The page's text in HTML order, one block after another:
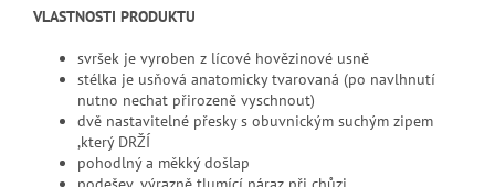
VLASTNOSTI PRODUKTU
svršek je vyroben z lícové hovězinové usně
stélka je usňová anatomicky tvarovaná (po navlhnutí
nutno nechat přirozeně vyschnout)
dvě nastavitelné přesky s obuvnickým suchým zipem
,který DRŽÍ
pohodlný a měkký došlap